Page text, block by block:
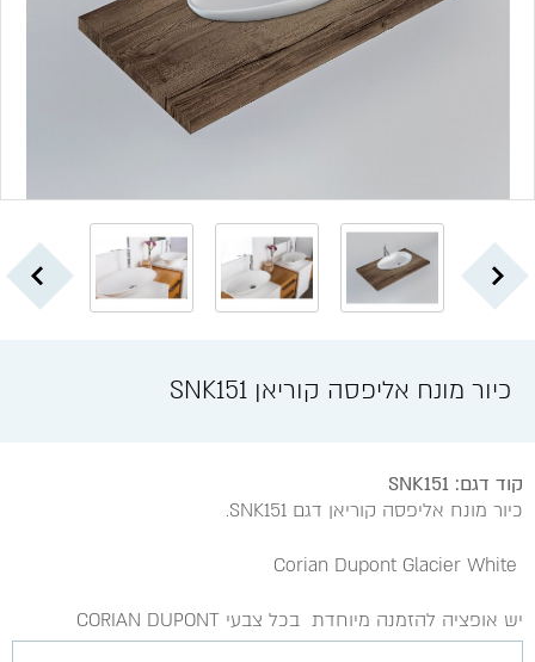
כיור מונח אליפסה קוריאן SNK151
קוד דגם: SNK151
כיור מונח אליפסה קוריאן דגם SNK151.
יש אופציה להזמנה מיוחדת בכל צבעי CORIAN DUPONT